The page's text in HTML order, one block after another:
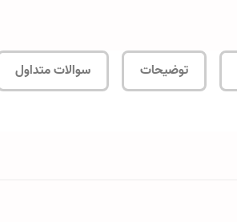
توضیحات سوالات متداول